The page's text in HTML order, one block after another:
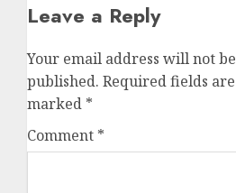
Leave a Reply
Your email address will not be
published. Required fields are
marked *
Comment *